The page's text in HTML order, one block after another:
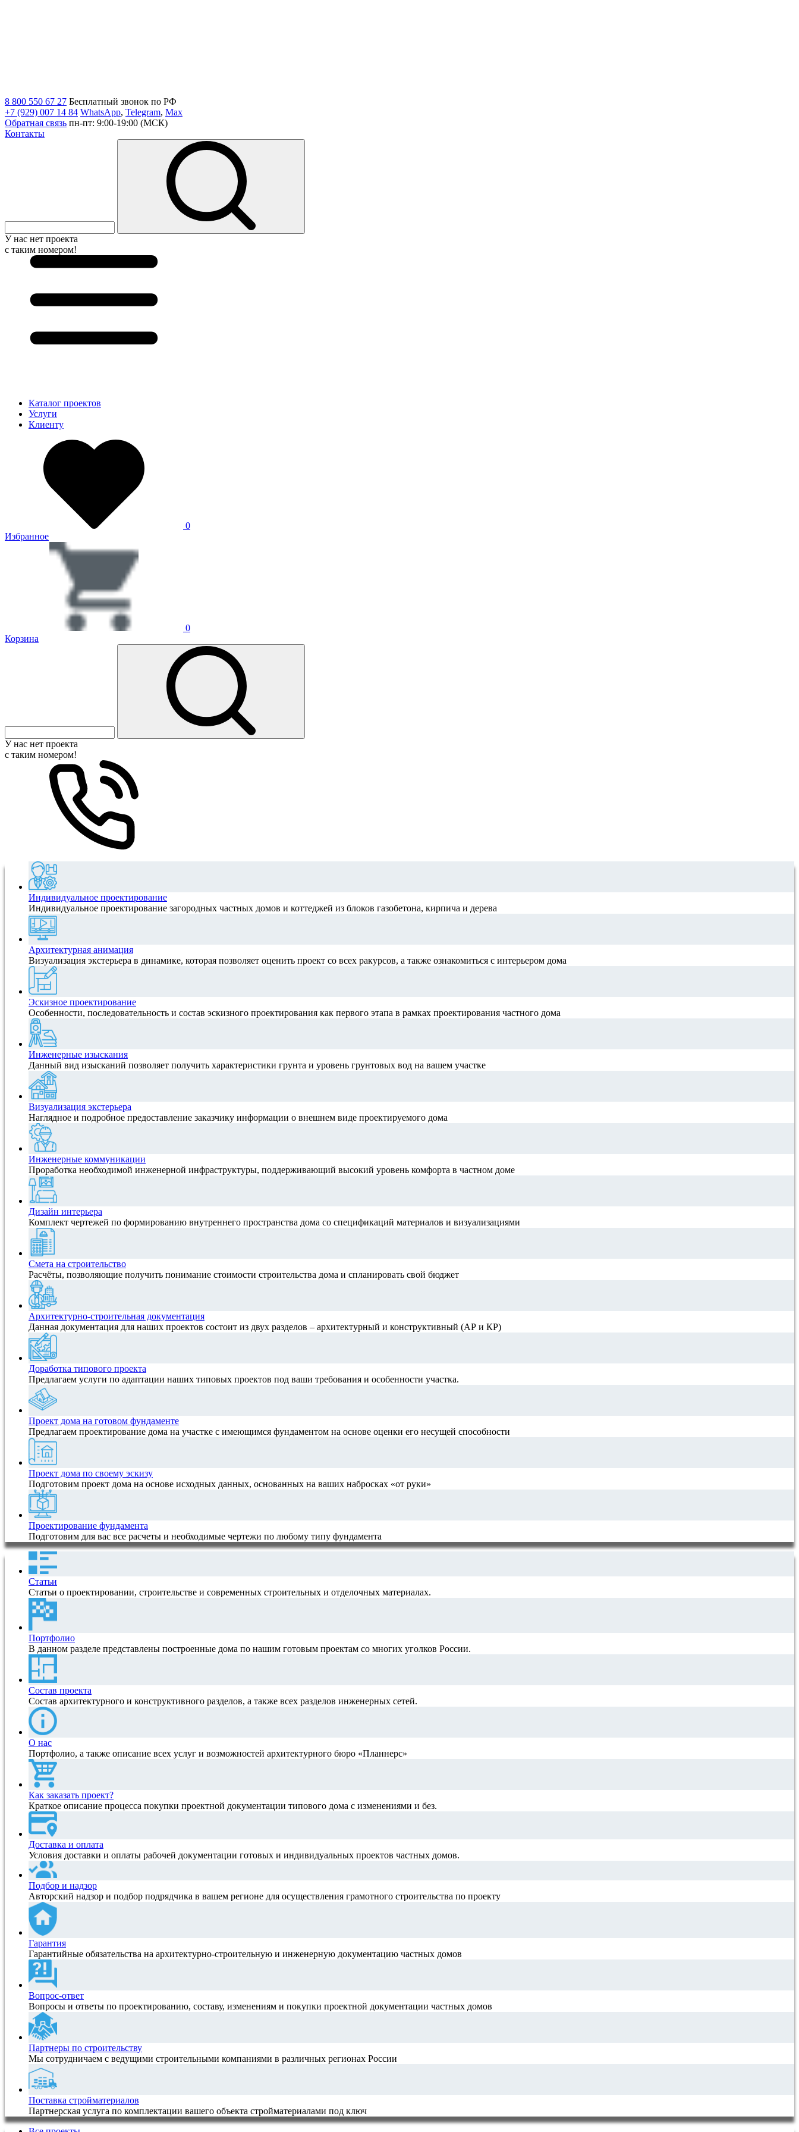
8 800 550 67 27 Бесплатный звонок по РФ
+7 (929) 007 14 84 WhatsApp, Telegram, Max
Обратная связь пн-пт: 9:00-19:00 (МСК)
Контакты
У нас нет проекта
с таким номером!
Каталог проектов
Услуги
Клиенту
0
Избранное
0
Корзина
У нас нет проекта
с таким номером!
Индивидуальное проектирование
Индивидуальное проектирование загородных частных домов и коттеджей из блоков газобетона, кирпича и дерева
Архитектурная анимация
Визуализация экстерьера в динамике, которая позволяет оценить проект со всех ракурсов, а также ознакомиться с интерьером дома
Эскизное проектирование
Особенности, последовательность и состав эскизного проектирования как первого этапа в рамках проектирования частного дома
Инженерные изыскания
Данный вид изысканий позволяет получить характеристики грунта и уровень грунтовых вод на вашем участке
Визуализация экстерьера
Наглядное и подробное предоставление заказчику информации о внешнем виде проектируемого дома
Инженерные коммуникации
Проработка необходимой инженерной инфраструктуры, поддерживающий высокий уровень комфорта в частном доме
Дизайн интерьера
Комплект чертежей по формированию внутреннего пространства дома со спецификаций материалов и визуализациями
Смета на строительство
Расчёты, позволяющие получить понимание стоимости строительства дома и спланировать свой бюджет
Архитектурно-строительная документация
Данная документация для наших проектов состоит из двух разделов – архитектурный и конструктивный (АР и КР)
Доработка типового проекта
Предлагаем услуги по адаптации наших типовых проектов под ваши требования и особенности участка.
Проект дома на готовом фундаменте
Предлагаем проектирование дома на участке с имеющимся фундаментом на основе оценки его несущей способности
Проект дома по своему эскизу
Подготовим проект дома на основе исходных данных, основанных на ваших набросках «от руки»
Проектирование фундамента
Подготовим для вас все расчеты и необходимые чертежи по любому типу фундамента
Статьи
Статьи о проектировании, строительстве и современных строительных и отделочных материалах.
Портфолио
В данном разделе представлены построенные дома по нашим готовым проектам со многих уголков России.
Состав проекта
Состав архитектурного и конструктивного разделов, а также всех разделов инженерных сетей.
О нас
Портфолио, а также описание всех услуг и возможностей архитектурного бюро «Планнерс»
Как заказать проект?
Краткое описание процесса покупки проектной документации типового дома с изменениями и без.
Доставка и оплата
Условия доставки и оплаты рабочей документации готовых и индивидуальных проектов частных домов.
Подбор и надзор
Авторский надзор и подбор подрядчика в вашем регионе для осуществления грамотного строительства по проекту
Гарантия
Гарантийные обязательства на архитектурно-строительную и инженерную документацию частных домов
Вопрос-ответ
Вопросы и ответы по проектированию, составу, изменениям и покупки проектной документации частных домов
Партнеры по строительству
Мы сотрудничаем с ведущими строительными компаниями в различных регионах России
Поставка стройматериалов
Партнерская услуга по комплектации вашего объекта стройматериалами под ключ